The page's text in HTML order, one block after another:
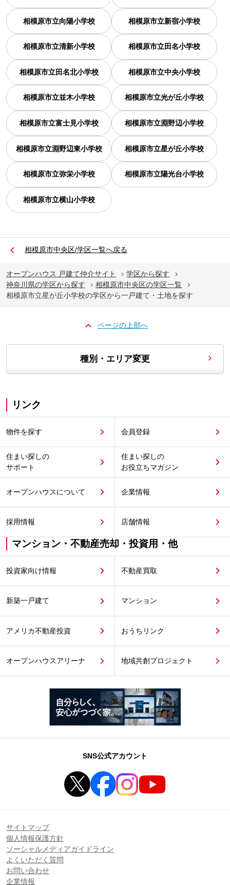
相模原市立向陽小学校 相模原市立新宿小学校
相模原市立清新小学校 相模原市立田名小学校
相模原市立田名北小学校 相模原市立中央小学校
相模原市立並木小学校 相模原市立光が丘小学校
相模原市立富士見小学校 相模原市立淵野辺小学校
相模原市立淵野辺東小学校 相模原市立星が丘小学校
相模原市立弥栄小学校 相模原市立陽光台小学校
相模原市立横山小学校
相模原市中央区/学区一覧へ戻る
オープンハウス 戸建て仲介サイト
学区から探す
神奈川県の学区から探す
相模原市中央区の学区一覧
相模原市立星が丘小学校の学区から一戸建て・土地を探す
ページの上部へ
種別・エリア変更
リンク
物件を探す 会員登録
住まい探しの
サポート
住まい探しの
お役立ちマガジン
オープンハウスについて 企業情報
採用情報 店舗情報
マンション・不動産売却・投資用・他
投資家向け情報 不動産買取
新築一戸建て マンション
アメリカ不動産投資 おうちリンク
オープンハウスアリーナ 地域共創プロジェクト
SNS公式アカウント
サイトマップ
個人情報保護方針
ソーシャルメディアガイドライン
よくいただく質問
お問い合わせ
企業情報